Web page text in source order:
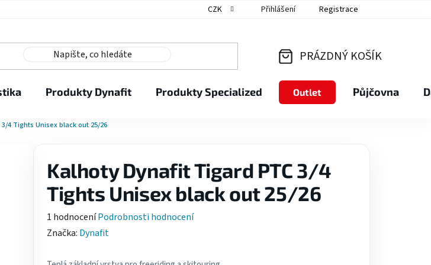
CZK Přihlášení Registrace
KOŠÍK
PRÁZDNÝ KOŠÍK
Produkty Dynafit Produkty Specialized Outlet Půjčovna
4 Tights Unisex black out 25/26
Kalhoty Dynafit Tigard PTC 3/4
Tights Unisex black out 25/26
Průměrné
hodnocení
1 hodnoceníPodrobnosti hodnocení
Značka: Dynafit